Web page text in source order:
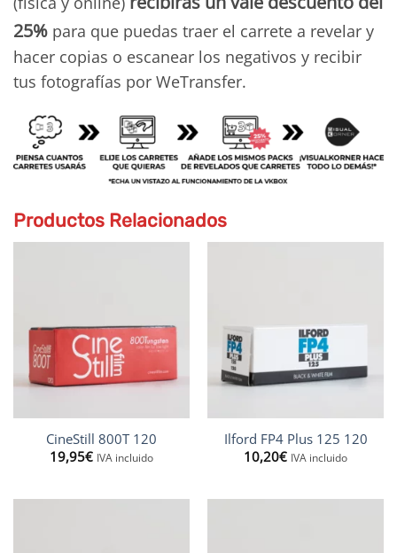
25% para que puedas traer el carrete a revelar y
hacer copias o escanear los negativos y recibir
tus fotografías por WeTransfer.
Productos Relacionados
CineStill 800T 120
19,95€ IVA incluido
Ilford FP4 Plus 125 120
10,20€ IVA incluido